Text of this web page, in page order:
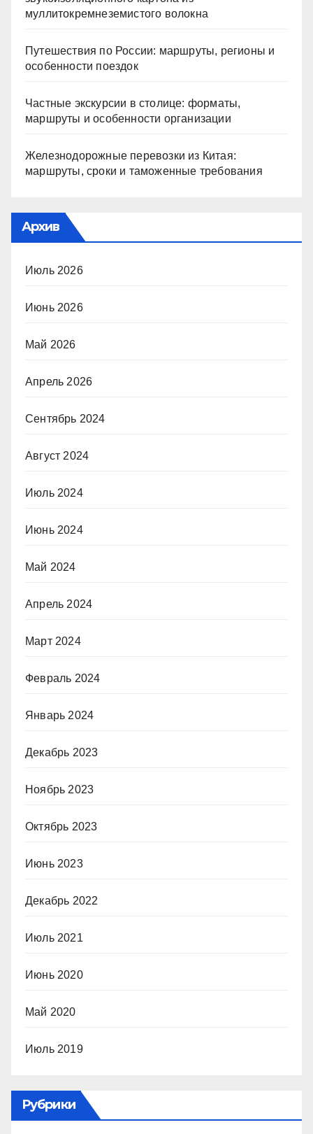
муллитокремнеземистого волокна
Путешествия по России: маршруты, регионы и
особенности поездок
Частные экскурсии в столице: форматы,
маршруты и особенности организации
Железнодорожные перевозки из Китая:
маршруты, сроки и таможенные требования
Архив
Июль 2026
Июнь 2026
Май 2026
Апрель 2026
Сентябрь 2024
Август 2024
Июль 2024
Июнь 2024
Май 2024
Апрель 2024
Март 2024
Февраль 2024
Январь 2024
Декабрь 2023
Ноябрь 2023
Октябрь 2023
Июнь 2023
Декабрь 2022
Июль 2021
Июнь 2020
Май 2020
Июль 2019
Рубрики